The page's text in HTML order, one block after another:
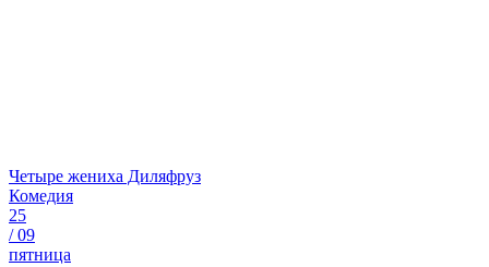
Четыре жениха Диляфруз
Комедия
25
/09
пятница